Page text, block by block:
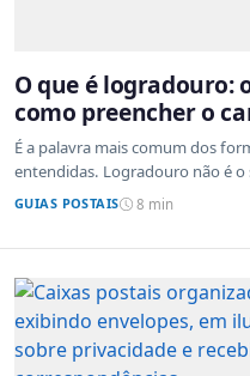
O que é logradouro:
como preencher o
É a palavra mais comum dos
entendidas. Logradouro não é o
GUIAS POSTAIS 8 min